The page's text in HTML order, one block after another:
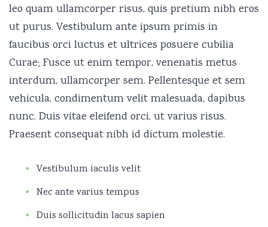
leo quam ullamcorper risus, quis pretium nibh eros
ut purus. Vestibulum ante ipsum primis in
faucibus orci luctus et ultrices posuere cubilia
Curae; Fusce ut enim tempor, venenatis metus
interdum, ullamcorper sem. Pellentesque et sem
vehicula, condimentum velit malesuada, dapibus
nunc. Duis vitae eleifend orci, ut varius risus.
Praesent consequat nibh id dictum molestie.
Vestibulum iaculis velit
Nec ante varius tempus
Duis sollicitudin lacus sapien